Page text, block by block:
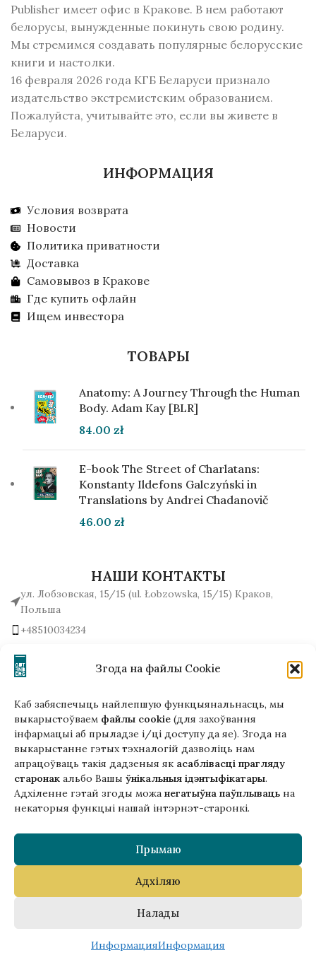
Згода на файлы Cookie
Каб забяспечыць найлепшую функцыянальнасць, мы
выкарыстоўваем файлы cookie (для захоўвання
інфармацыі аб прыладзе і/ці доступу да яе). Згода на
выкарыстанне гэтых тэхналогій дазволіць нам
апрацоўваць такія дадзеныя як асаблівасці прагляду
старонак альбо Вашы ўнікальныя ідэнтыфікатары.
Адхіленне гэтай згоды можа негатыўна паўплываць на
некаторыя функцыі нашай інтэрнэт-старонкі.
Прымаю
Адхіляю
Налады
ИнформацияИнформация
Гэтая версія сайта створана
ў рамках праекта ArtPower
з падтрымкай Еўрапейскага Саюзу
Publisher имеет офис в Кракове. В нем работают
белорусы, вынужденные покинуть свою родину.
Мы стремимся создавать популярные белорусские
книги и настолки.
16 февраля 2026 года КГБ Беларуси признало
издательство экстремистским образованием.
Пожалуйста, учитывайте это, если вы живете в
Беларуси.
ИНФОРМАЦИЯ
Условия возврата
Новости
Политика приватности
Доставка
Самовывоз в Кракове
Где купить офлайн
Ищем инвестора
ТОВАРЫ
Anatomy: A Journey Through the Human
Body. Adam Kay [BLR]
84.00 zł
E-book The Street of Charlatans:
Konstanty Ildefons Galczyński in
Translations by Andrei Chadanovič
46.00 zł
НАШИ КОНТАКТЫ
ул. Лобзовская, 15/15 (ul. Łobzowska, 15/15) Краков,
Польша
+48510034234
Написать нам!
Copyright © 2025 Gutenberg Publisher Sp. z o.o.